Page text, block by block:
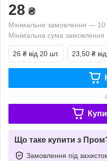
28 ₴
Мінімальне замовлення — 10
Мінімальна сума
26 ₴ від 20 шт. 23,50 ₴
Що таке купити з
Замовлення під